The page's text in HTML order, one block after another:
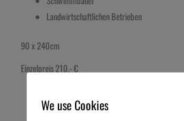
Landwirtschaftlichen Betrieben
90 x 240cm
Einzelpreis 210,- €
We use Cookies